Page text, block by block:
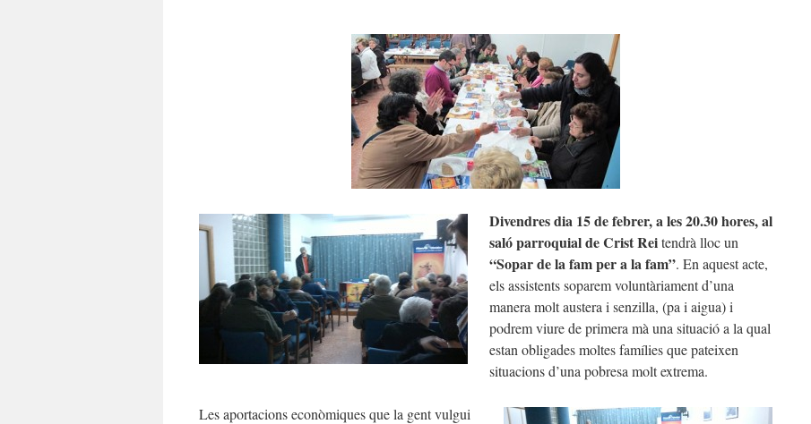
Divendresdia 15 de febrer, a les 20.30 hores, al
salóparroquial de Crist Reitendrà lloc un
“Sopar de la fam per a la fam”. En aquest acte,
els assistents soparem voluntàriament d’una
manera molt austera i senzilla, (pa i aigua) i
podrem viure de primera mà una situació a la qual
estan obligades moltes famílies que pateixen
situacions d’una pobresa molt extrema.
Les aportacions econòmiques que la gent vulgui